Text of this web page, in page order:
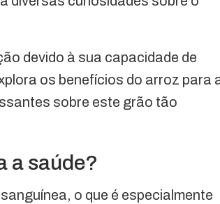
devido à sua capacidade de
os benefícios do arroz para
sobre este grão tão
a saúde?
o que é especialmente